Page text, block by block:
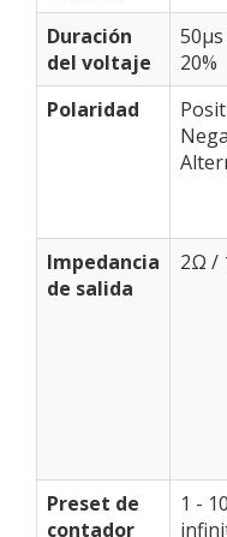
Duración
del voltaje
20%
Polaridad
Impedancia
de salida
2Ω /
Preset de
contador
1 -